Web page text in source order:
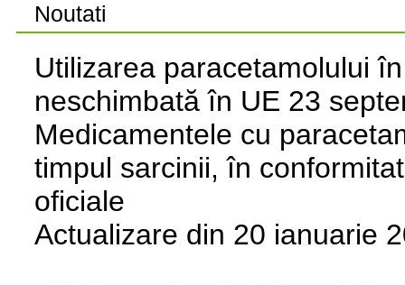
Noutati
Utilizarea paracetamolului
neschimbată în UE 23
Medicamentele cu
timpul sarcinii, în
oficiale
Actualizare din 20 ianuarie